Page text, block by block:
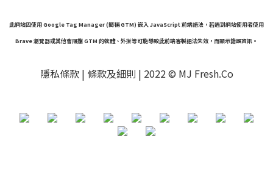
此網站因使用 Google Tag Manager (簡稱 GTM) 嵌入 JavaScript 前端語法，若遇到網站使用者使用
Brave 瀏覽器或其他會阻擋 GTM 的軟體、外掛等可能導致此前端客製語法失效，而顯示錯誤資訊。
隱私條款 | 條款及細則 | 2022 © MJ Fresh.Co